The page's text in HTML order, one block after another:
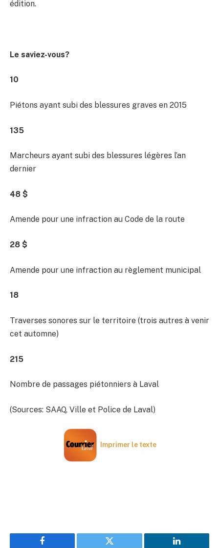
édition.
Le saviez-vous?
10
Piétons ayant subi des blessures graves en 2015
135
Marcheurs ayant subi des blessures légères l’an
dernier
48 $
Amende pour une infraction au Code de la route
28 $
Amende pour une infraction au règlement municipal
18
Traverses sonores sur le territoire (trois autres à venir
cet automne)
215
Nombre de passages piétonniers à Laval
(Sources: SAAQ, Ville et Police de Laval)
Imprimer le texte